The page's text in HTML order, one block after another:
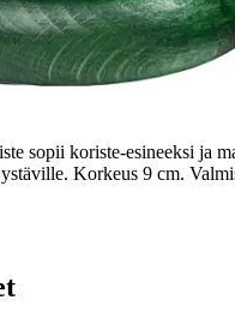
sopii koriste-esineeksi ja
Korkeus 9 cm.